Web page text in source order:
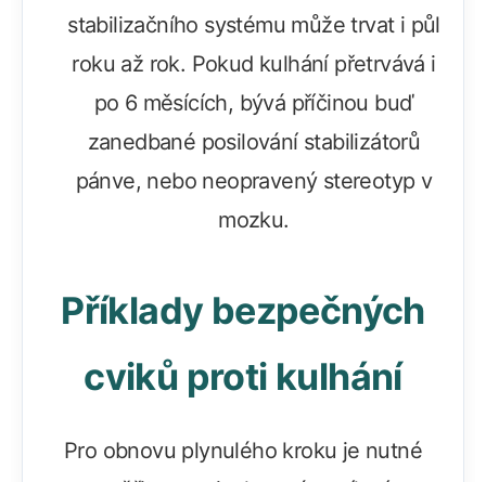
stabilizačního systému může trvat i půl
roku až rok. Pokud kulhání přetrvává i
po 6 měsících, bývá příčinou buď
zanedbané posilování stabilizátorů
pánve, nebo neopravený stereotyp v
mozku.
Příklady bezpečných
cviků proti kulhání
Pro obnovu plynulého kroku je nutné